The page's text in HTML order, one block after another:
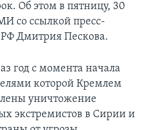
Об этом в пятницу, 30
со ссылкой пресс-
РФ Дмитрия Пескова.
год с момента начала
которой Кремлем
уничтожение
экстремистов в Сирии и